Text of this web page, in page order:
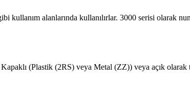
alanlarında kullanılırlar. 3000 serisi olarak
(Plastik (2RS) veya Metal (ZZ)) veya açık